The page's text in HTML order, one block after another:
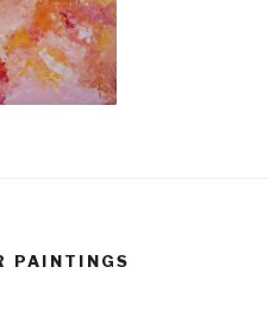
PAINTINGS